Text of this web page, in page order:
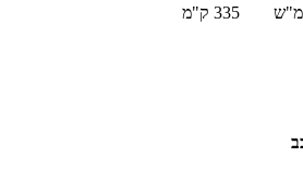
335 ק"מ